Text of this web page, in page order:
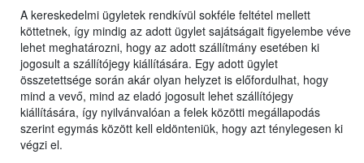
A kereskedelmi ügyletek rendkívül sokféle feltétel mellett
köttetnek, így mindig az adott ügylet sajátságait figyelembe véve
lehet meghatározni, hogy az adott szállítmány esetében ki
jogosult a szállítójegy kiállítására. Egy adott ügylet
összetettsége során akár olyan helyzet is előfordulhat, hogy
mind a vevő, mind az eladó jogosult lehet szállítójegy
kiállítására, így nyilvánvalóan a felek közötti megállapodás
szerint egymás között kell eldönteniük, hogy azt ténylegesen ki
végzi el.